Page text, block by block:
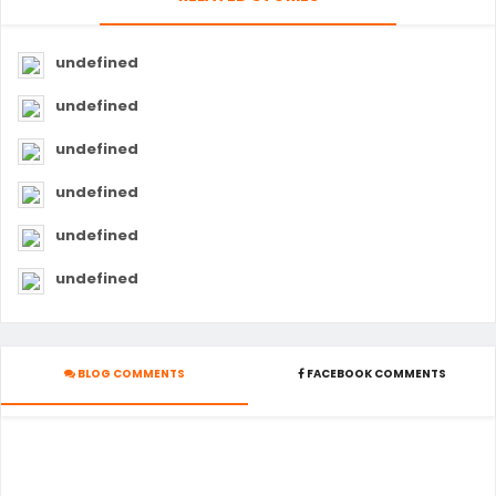
undefined
undefined
undefined
undefined
undefined
undefined
BLOG COMMENTS FACEBOOK COMMENTS